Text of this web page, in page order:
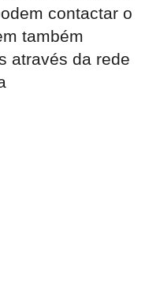
contactar o
também
através da rede